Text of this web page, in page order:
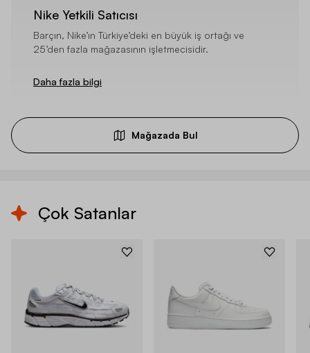
Nike Yetkili Satıcısı
Barçın, Nike’ın Türkiye’deki en büyük iş ortağı ve
25’den fazla mağazasının işletmecisidir.
Daha fazla bilgi
Mağazada Bul
Çok Satanlar